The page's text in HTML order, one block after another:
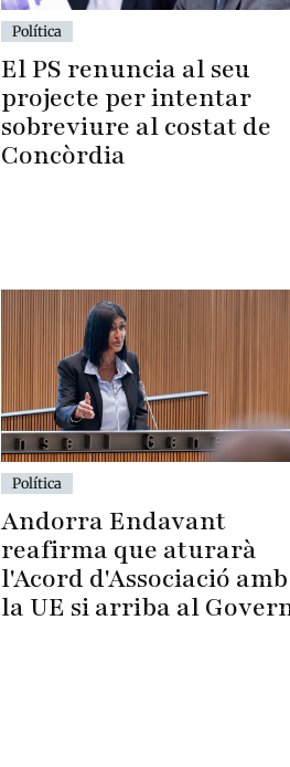
Política
El PS renuncia al seu
projecte per intentar
sobreviure al costat de
Concòrdia
Política
Andorra Endavant
reafirma que aturarà
l'Acord d'Associació amb
la UE si arriba al